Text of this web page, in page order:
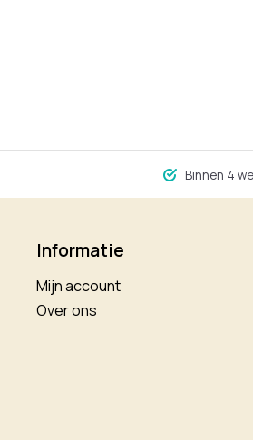
Binnen 4
Informatie
Mijn account
Over ons